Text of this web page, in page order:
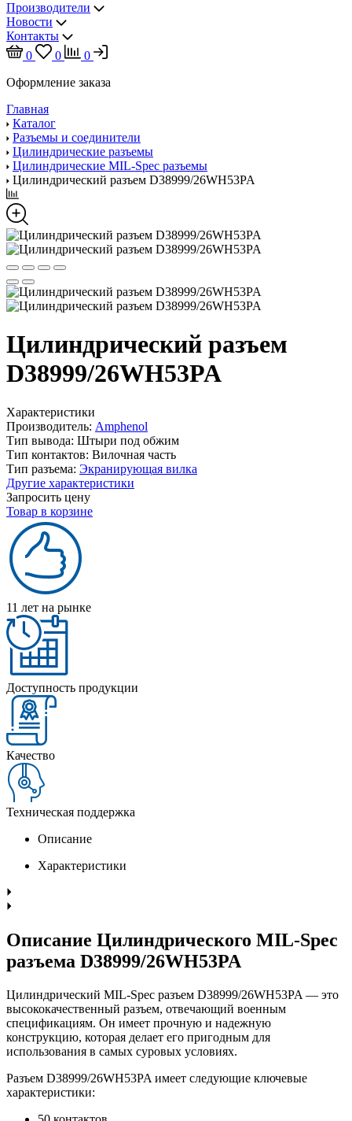
Производители
Новости
Контакты
0
0
0
Оформление заказа
Главная
Каталог
Разъемы и соединители
Цилиндрические разъемы
Цилиндрические MIL-Spec разъемы
Цилиндрический разъем D38999/26WH53PA
Цилиндрический разъем
D38999/26WH53PA
Характеристики
Производитель: Amphenol
Тип вывода: Штыри под обжим
Тип контактов: Вилочная часть
Тип разъема: Экранирующая вилка
Другие характеристики
Запросить цену
Товар в корзине
11 лет на рынке
Доступность продукции
Качество
Техническая поддержка
Описание
Характеристики
Описание Цилиндрического MIL-Spec
разъема D38999/26WH53PA
Цилиндрический MIL-Spec разъем D38999/26WH53PA — это
высококачественный разъем, отвечающий военным
спецификациям. Он имеет прочную и надежную
конструкцию, которая делает его пригодным для
использования в самых суровых условиях.
Разъем D38999/26WH53PA имеет следующие ключевые
характеристики: